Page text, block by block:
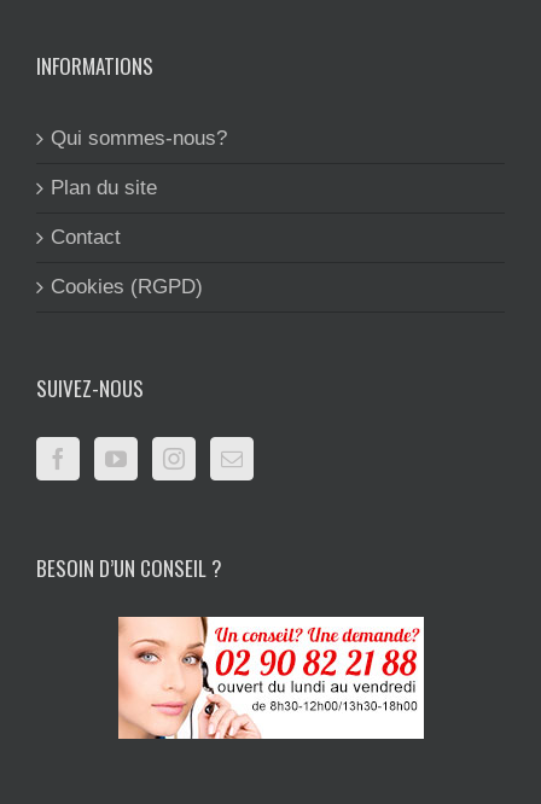
INFORMATIONS
Qui sommes-nous?
Plan du site
Contact
Cookies (RGPD)
SUIVEZ-NOUS
BESOIN D’UN CONSEIL ?